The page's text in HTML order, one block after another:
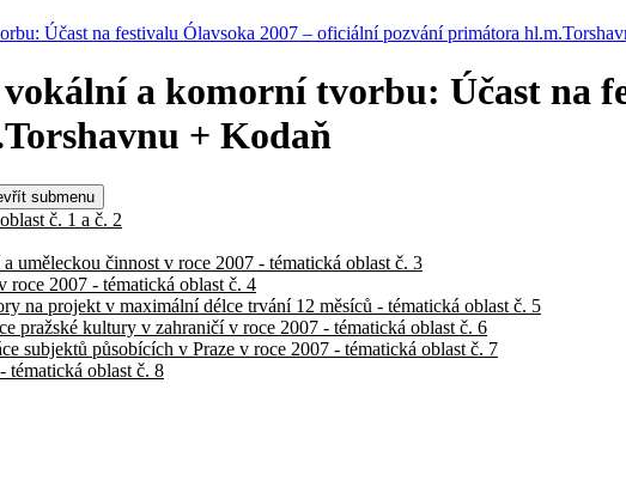
Účast na festivalu Ólavsoka 2007 – oficiální pozvání primátora
a komorní tvorbu: Účast na
+ Kodaň
submenu
č. 1 a č. 2
uměleckou činnost v roce 2007 - tématická oblast č. 3
roce 2007 - tématická oblast č. 4
na projekt v maximální délce trvání 12 měsíců - tématická oblast č. 5
pražské kultury v zahraničí v roce 2007 - tématická oblast č. 6
subjektů působících v Praze v roce 2007 - tématická oblast č. 7
tématická oblast č. 8